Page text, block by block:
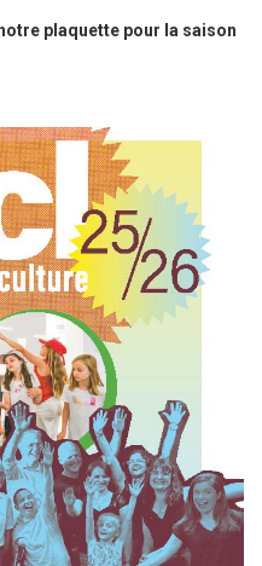
plaquette pour la saison